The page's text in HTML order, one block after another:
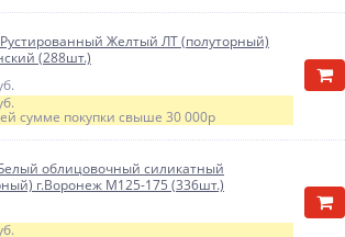
Желтый ЛТ (полуторный)
(288шт.)
сумме покупки свыше 30 000р
облицовочный силикатный
г.Воронеж М125-175 (336шт.)